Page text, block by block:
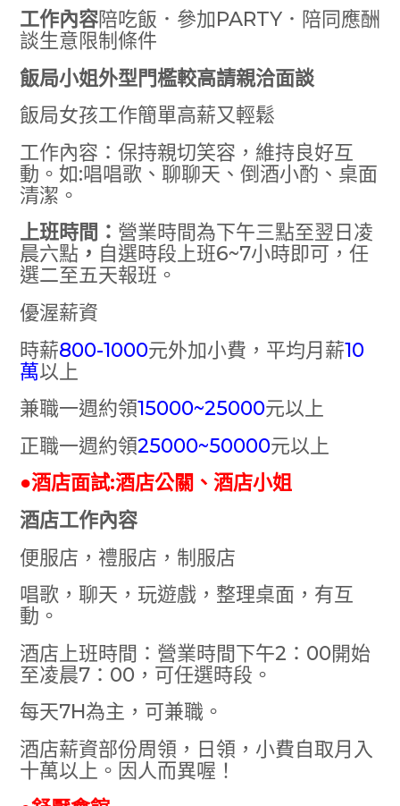
工作內容陪吃飯．參加PARTY．陪同應酬
談生意限制條件
飯局小姐外型門檻較高請親洽面談
飯局女孩工作簡單高薪又輕鬆
工作內容：保持親切笑容，維持良好互
動。如:唱唱歌、聊聊天、倒酒小酌、桌面
清潔。
上班時間： 營業時間為下午三點至翌日凌
晨六點 ， 自選時段上班6~7小時即可，任
選二至五天報班。
優渥薪資
時薪800-1000元外加小費，平均月薪10
萬以上
兼職一週約領15000~25000元以上
正職一週約領25000~50000元以上
●酒店面試:酒店公關、酒店小姐
酒店工作內容
便服店，禮服店，制服店
唱歌，聊天，玩遊戲，整理桌面，有互
動。
酒店上班時間：營業時間下午2：00開始
至凌晨7：00，可任選時段。
每天7H為主，可兼職。
酒店薪資部份周領，日領，小費自取月入
十萬以上。因人而異喔！